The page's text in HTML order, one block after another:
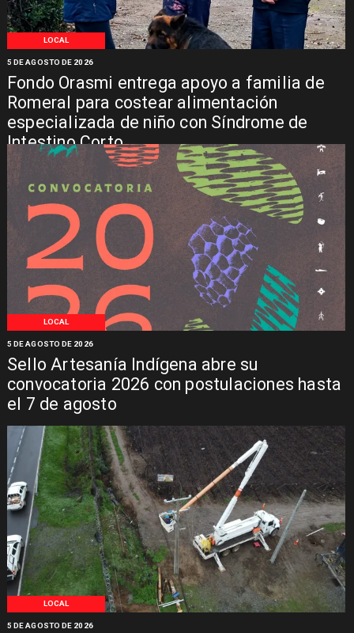
LOCAL
Fondo Orasmi entrega apoyo a familia de
Romeral para costear alimentación
especializada de niño con Síndrome de
Intestino Corto
5 DE AGOSTO DE 2026
LOCAL
Sello Artesanía Indígena abre su
convocatoria 2026 con postulaciones hasta
el 7 de agosto
5 DE AGOSTO DE 2026
LOCAL
5 DE AGOSTO DE 2026